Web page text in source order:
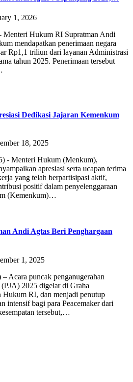
1, 2026
Menteri Hukum RI Supratman Andi
mendapatkan penerimaan negara
Rp1,1 triliun dari layanan Administrasi
tahun 2025. Penerimaan tersebut
Dedikasi Jajaran Kemenkum
18, 2025
- Menteri Hukum (Menkum),
apresiasi serta ucapan terima
yang telah berpartisipasi aktif,
positif dalam penyelenggaraan
(Kemenkum)…
Andi Agtas Beri Penghargaan
1, 2025
Acara puncak penganugerahan
2025 digelar di Graha
Hukum RI, dan menjadi penutup
intensif bagi para Peacemaker dari
tersebut,…